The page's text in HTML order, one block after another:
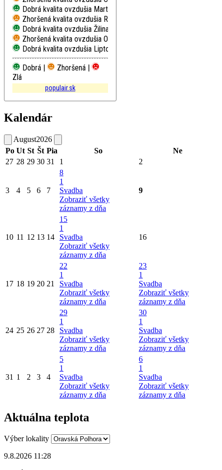
Dobrá kvalita ovzdušia Martin, Jesenského
Zhoršená kvalita ovzdušia Ružomberok, Riadok
Dobrá kvalita ovzdušia Žilina, Obežná
Zhoršená kvalita ovzdušia Oščadnica
Dobrá kvalita ovzdušia Liptovský Mikuláš, Školská
Dobrá |
Zhoršená |
Zlá
populair.sk
Kalendár
August2026
Po Ut St Št Pia So
Ne
27 28 29 30 31 1 2
3 4 5 6 7
8
1
Svadba
Zobraziť všetky
záznamy z dňa
9
10 11 12 13 14
15
1
Svadba
Zobraziť všetky
záznamy z dňa
16
17 18 19 20 21
22
1
Svadba
Zobraziť všetky
záznamy z dňa
23
1
Svadba
Zobraziť všetky
záznamy z dňa
24 25 26 27 28
29
1
Svadba
Zobraziť všetky
záznamy z dňa
30
1
Svadba
Zobraziť všetky
záznamy z dňa
31 1 2 3 4
5
1
Svadba
Zobraziť všetky
záznamy z dňa
6
1
Svadba
Zobraziť všetky
záznamy z dňa
Aktuálna teplota
Výber lokality
9.8.2026 11:28